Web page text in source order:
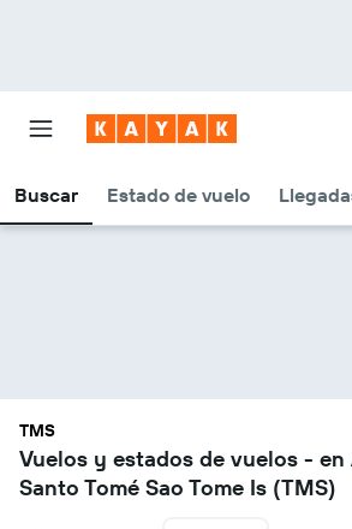
Buscar Estado de vuelo
TMS
Vuelos y estados de vuelos -
Santo Tomé Sao Tome Is (TMS)